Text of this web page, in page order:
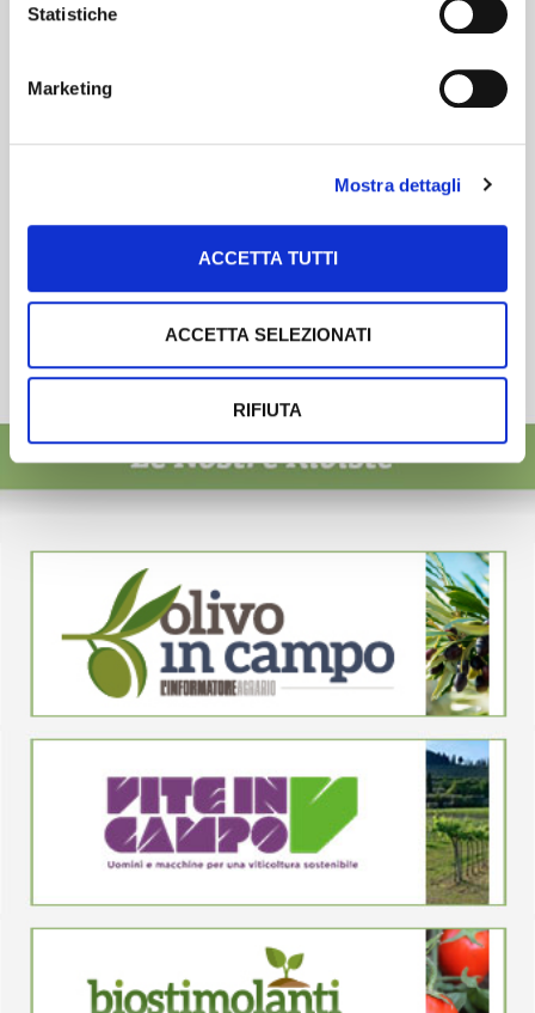
Statistiche
Marketing
Mostra dettagli
ACCETTA TUTTI
ACCETTA SELEZIONATI
RIFIUTA
Scopri un servizio d'informazione di alta qualità. Tagliato sulle tue